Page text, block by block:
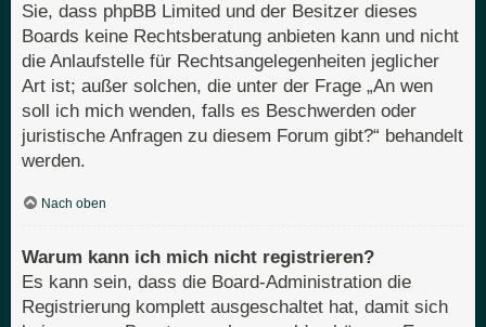
Sie, dass phpBB Limited und der Besitzer dieses
Boards keine Rechtsberatung anbieten kann und nicht
die Anlaufstelle für Rechtsangelegenheiten jeglicher
Art ist; außer solchen, die unter der Frage „An wen
soll ich mich wenden, falls es Beschwerden oder
juristische Anfragen zu diesem Forum gibt?“ behandelt
werden.
Nach oben
Warum kann ich mich nicht registrieren?
Es kann sein, dass die Board-Administration die
Registrierung komplett ausgeschaltet hat, damit sich